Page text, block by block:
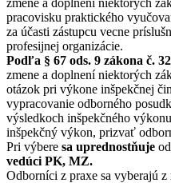
pracovisku praktického
za účasti zástupcu vecne
profesijnej organizácie.
Podľa § 67 ods. 9 zákona č.
zmene a doplnení niektorých
otázok pri výkone inšpekčnej
vypracovanie odborného
výsledkoch inšpekčného
inšpekčný výkon, prizvať
Pri výbere sa uprednostňuje
vedúci PK, MZ.
Odborníci z praxe sa vyberajú z